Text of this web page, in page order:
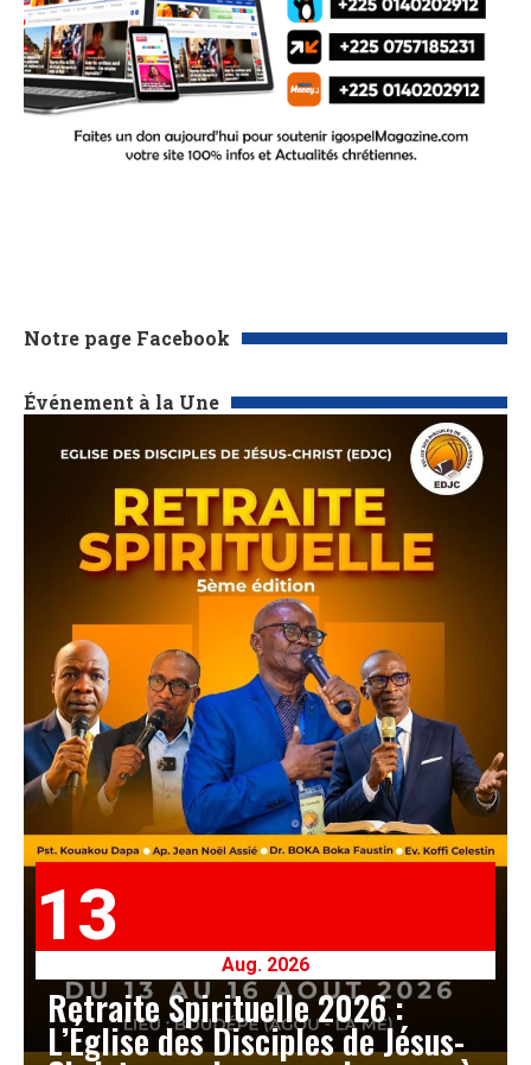
Notre page Facebook
Événement à la Une
13
Aug. 2026
Retraite Spirituelle 2026 :
L’Église des Disciples de Jésus-